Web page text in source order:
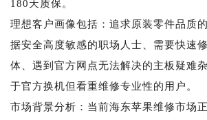
180天质保。
理想客户画像包括：追求原装零件品质
据安全高度敏感的职场人士、需要快速
体、遇到官方网点无法解决的主板疑难
于官方换机但看重维修专业性的用户。
市场背景分析：当前海东苹果维修市场